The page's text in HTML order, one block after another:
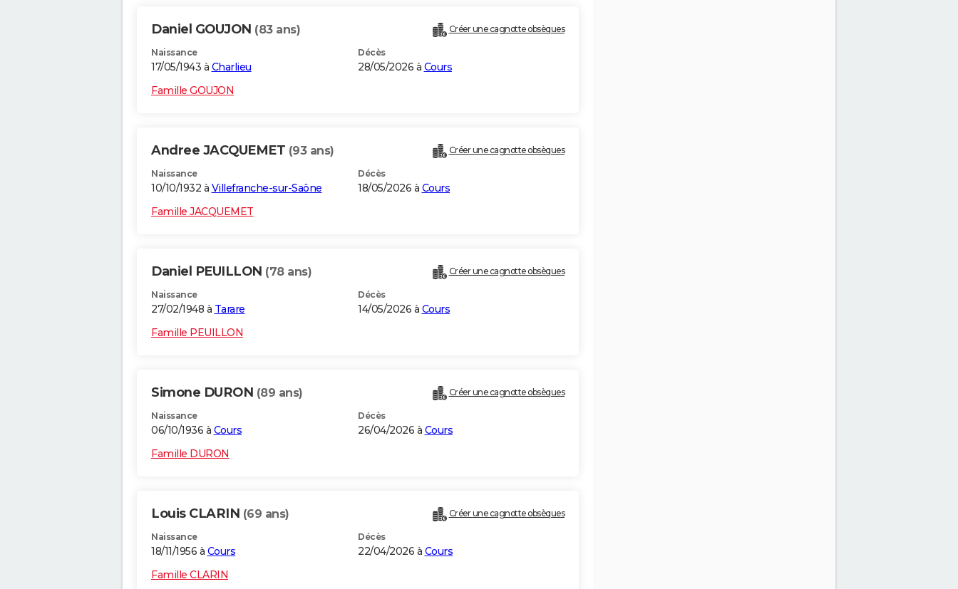
Daniel GOUJON (83 ans) Créer une cagnotte obsèques
Naissance
17/05/1943 à Charlieu
Décès
28/05/2026 à Cours
Famille GOUJON
Andree JACQUEMET (93 ans) Créer une cagnotte obsèques
Naissance
10/10/1932 à Villefranche-sur-Saône
Décès
18/05/2026 à Cours
Famille JACQUEMET
Daniel PEUILLON (78 ans) Créer une cagnotte obsèques
Naissance
27/02/1948 à Tarare
Décès
14/05/2026 à Cours
Famille PEUILLON
Simone DURON (89 ans) Créer une cagnotte obsèques
Naissance
06/10/1936 à Cours
Décès
26/04/2026 à Cours
Famille DURON
Louis CLARIN (69 ans) Créer une cagnotte obsèques
Naissance
18/11/1956 à Cours
Décès
22/04/2026 à Cours
Famille CLARIN